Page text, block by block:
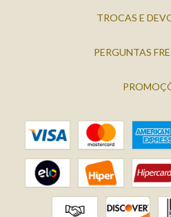
TROCAS E
PERGUNTAS